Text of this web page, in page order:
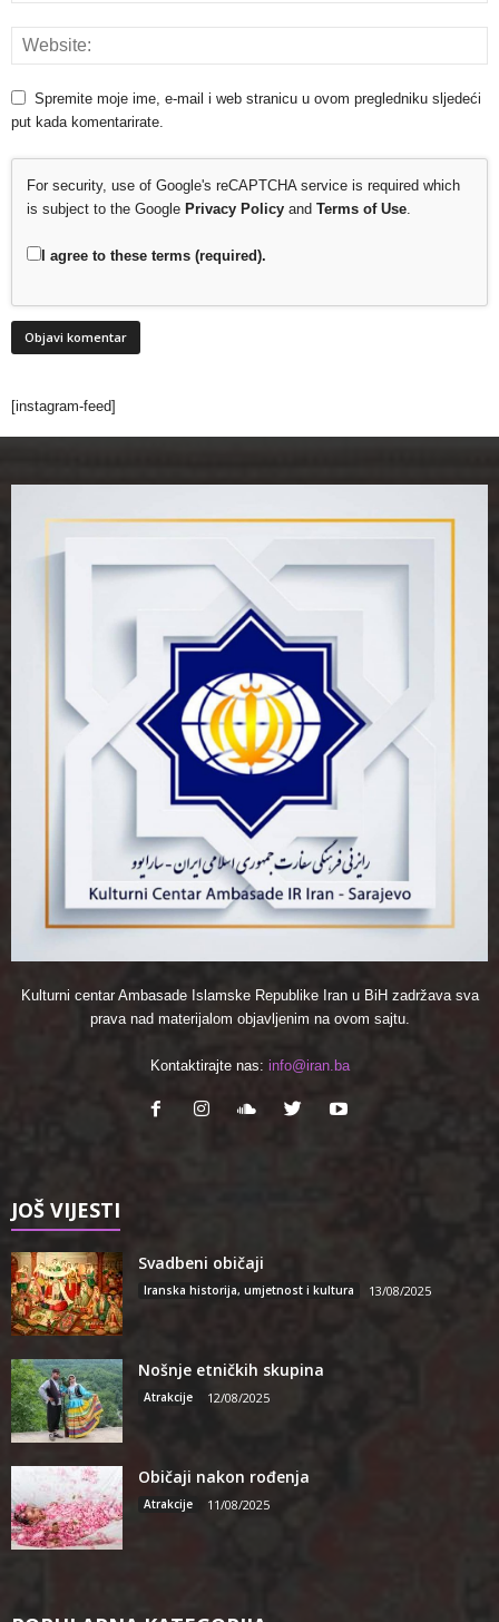
Spremite moje ime, e-mail i web stranicu u ovom pregledniku sljedeći
put kada komentarirate.
For security, use of Google's reCAPTCHA service is required which
is subject to the Google Privacy Policy and Terms of Use
I agree to these terms (required).
[instagram-feed]
Kulturni centar Ambasade Islamske Republike Iran u BiH zadržava sva
prava nad materijalom objavljenim na ovom sajtu.
Kontaktirajte nas: info@iran.ba
JOŠ VIJESTI
Svadbeni običaji
Iranska historija, umjetnost i kultura 13/08/2025
Nošnje etničkih skupina
Atrakcije 12/08/2025
Običaji nakon rođenja
Atrakcije 11/08/2025